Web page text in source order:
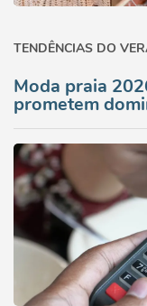
TENDÊNCIAS DO
Moda praia
prometem